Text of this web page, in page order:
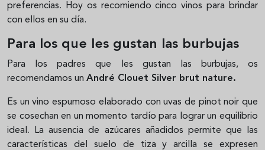
preferencias. Hoy os recomiendo cinco vinos para brindar
con ellos en su día.
Para los que les gustan las burbujas
Para los padres que les gustan las burbujas, os
recomendamos un André Clouet Silver brut nature.
Es un vino espumoso elaborado con uvas de pinot noir que
se cosechan en un momento tardío para lograr un equilibrio
ideal. La ausencia de azúcares añadidos permite que las
características del suelo de tiza y arcilla se expresen